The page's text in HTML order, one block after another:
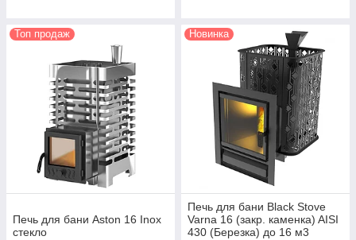
Топ продаж
Печь для бани Aston 16 Inox
стекло
Новинка
Печь для бани Black Stove
Varna 16 (закр. каменка) AISI
430 (Березка) до 16 м3